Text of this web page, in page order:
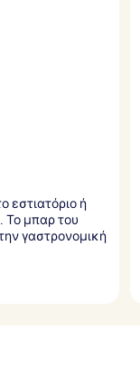
εστιατόριο ή
Το μπαρ του
γαστρονομική